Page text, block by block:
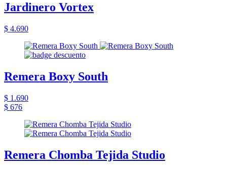
Jardinero Vortex
$ 4.690
Remera Boxy South
$ 1.690
$ 676
Remera Chomba Tejida Studio